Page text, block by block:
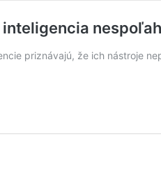
priznávajú, že ich nástroje